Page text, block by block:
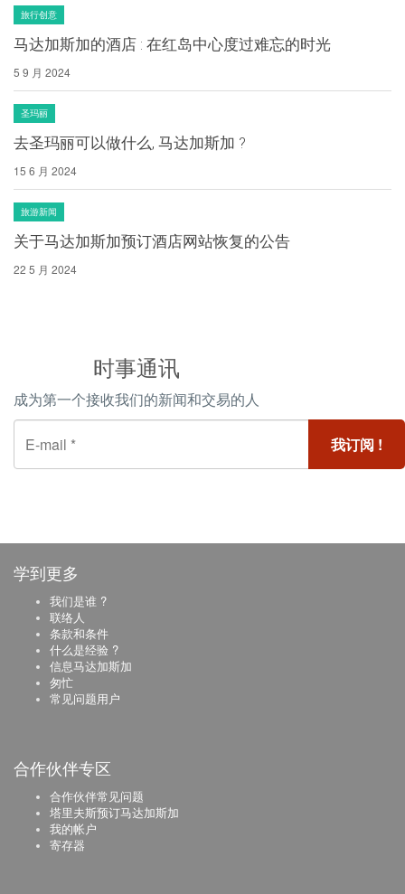
旅行创意
马达加斯加的酒店 : 在红岛中心度过难忘的时光
5 9 月 2024
圣玛丽
去圣玛丽可以做什么, 马达加斯加 ?
15 6 月 2024
旅游新闻
关于马达加斯加预订酒店网站恢复的公告
22 5 月 2024
时事通讯
成为第一个接收我们的新闻和交易的人
学到更多
我们是谁 ?
联络人
条款和条件
什么是经验 ?
信息马达加斯加
匆忙
常见问题用户
合作伙伴专区
合作伙伴常见问题
塔里夫斯预订马达加斯加
我的帐户
寄存器